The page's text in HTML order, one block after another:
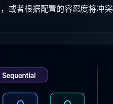
或者根据配置的容忍度将冲突